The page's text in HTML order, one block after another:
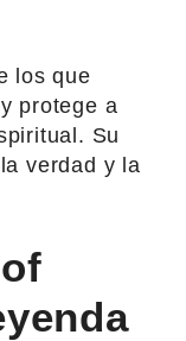
los que
protege a
Su
verdad y la